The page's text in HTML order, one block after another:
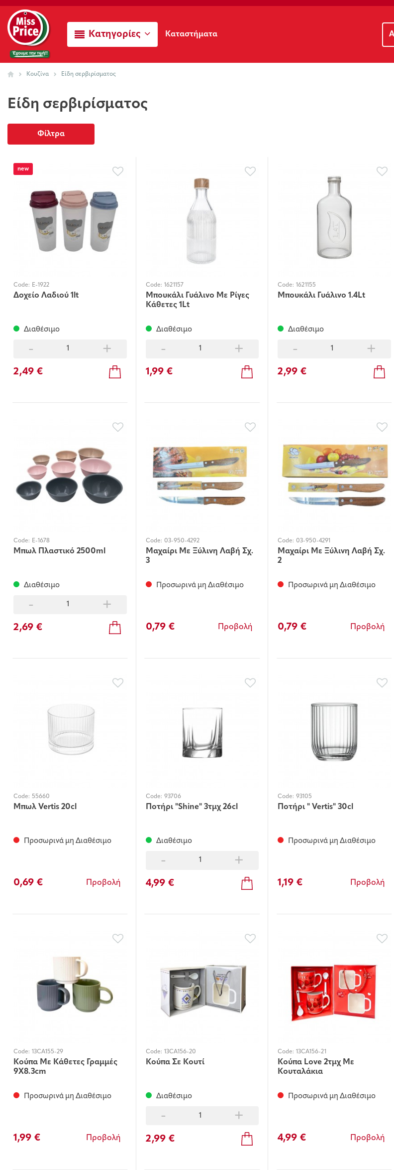
Κατηγορίες Καταστήματα
Κουζίνα Είδη σερβιρίσματος
Είδη σερβιρίσματος
Φίλτρα
new
Code: E-1922
Δοχείο Λαδιού 1lt
Διαθέσιμο
- +
2,49 €
Code: 1621157
Μπουκάλι Γυάλινο Με Ρίγες
Κάθετες 1Lt
Διαθέσιμο
- +
1,99 €
Code: 1621155
Μπουκάλι Γυάλινο 1.4Lt
Διαθέσιμο
- +
2,99 €
Code: E-1678
Μπωλ Πλαστικό 2500ml
Διαθέσιμο
- +
2,69 €
Code: 03-950-4292
Μαχαίρι Με Ξύλινη Λαβή Σχ.
3
Προσωρινά μη Διαθέσιμο
0,79 € Προβολή
Code: 03-950-4291
Μαχαίρι Με Ξύλινη Λαβή Σχ.
2
Προσωρινά μη Διαθέσιμο
0,79 € Προβολή
Code: 55660
Μπωλ Vertis 20cl
Προσωρινά μη Διαθέσιμο
0,69 € Προβολή
Code: 93706
Ποτήρι "Shine" 3τμχ 26cl
Διαθέσιμο
- +
4,99 €
Code: 93105
Ποτήρι " Vertis" 30cl
Προσωρινά μη Διαθέσιμο
1,19 € Προβολή
Code: 13CA155-29
Κούπα Με Κάθετες Γραμμές
9Χ8.3cm
Προσωρινά μη Διαθέσιμο
1,99 € Προβολή
Code: 13CA156-20
Κούπα Σε Κουτί
Διαθέσιμο
- +
2,99 €
Code: 13CA156-21
Κούπα Love 2τμχ Με
Κουταλάκια
Προσωρινά μη Διαθέσιμο
4,99 € Προβολή